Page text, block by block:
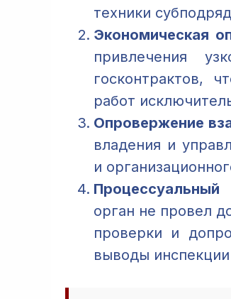
техники
Экономическая
привлечения
госконтрактов,
работ
Опровержение
владения и
и
Процессуальный
орган не провел
проверки и
выводы